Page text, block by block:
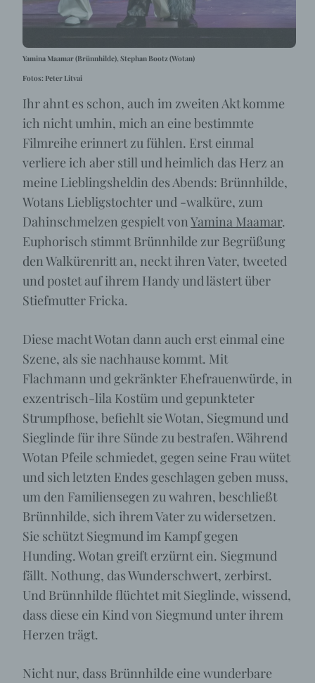
Yamina Maamar (Brünnhilde), Stephan Bootz (Wotan)
Fotos: Peter Litvai
Ihr ahnt es schon, auch im zweiten Akt komme
ich nicht umhin, mich an eine bestimmte
Filmreihe erinnert zu fühlen. Erst einmal
verliere ich aber still und heimlich das Herz an
meine Lieblingsheldin des Abends: Brünnhilde,
Wotans Liebligstochter und -walküre, zum
Dahinschmelzen gespielt vonYamina Maamar.
Euphorisch stimmt Brünnhilde zur Begrüßung
den Walkürenritt an, neckt ihren Vater, tweeted
und postet auf ihrem Handy und lästert über
Stiefmutter Fricka.
Diese macht Wotan dann auch erst einmal eine
Szene, als sie nachhause kommt. Mit
Flachmann und gekränkter Ehefrauenwürde, in
exzentrisch-lila Kostüm und gepunkteter
Strumpfhose, befiehlt sie Wotan, Siegmund und
Sieglinde für ihre Sünde zu bestrafen. Während
Wotan Pfeile schmiedet, gegen seine Frau wütet
und sich letzten Endes geschlagen geben muss,
um den Familiensegen zu wahren, beschließt
Brünnhilde, sich ihrem Vater zu widersetzen.
Sie schützt Siegmund im Kampf gegen
Hunding. Wotan greift erzürnt ein. Siegmund
fällt. Nothung, das Wunderschwert, zerbirst.
Und Brünnhilde flüchtet mit Sieglinde, wissend,
dass diese ein Kind von Siegmund unter ihrem
Herzen trägt.
Nicht nur, dass Brünnhilde eine wunderbare